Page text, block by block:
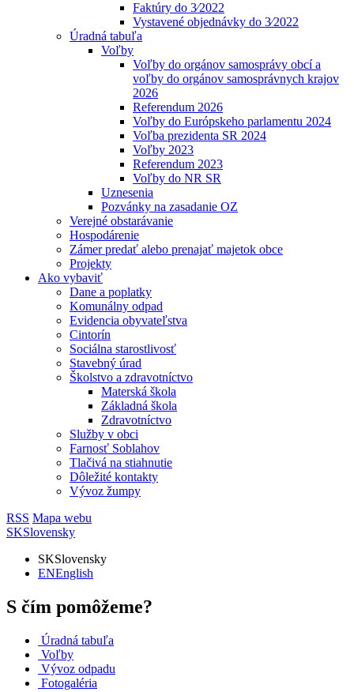
Faktúry do 3⁄2022
Vystavené objednávky do 3⁄2022
Úradná tabuľa
Voľby
Voľby do orgánov samosprávy obcí a
voľby do orgánov samosprávnych krajov
2026
Referendum 2026
Voľby do Európskeho parlamentu 2024
Voľba prezidenta SR 2024
Voľby 2023
Referendum 2023
Voľby do NR SR
Uznesenia
Pozvánky na zasadanie OZ
Verejné obstarávanie
Hospodárenie
Zámer predať alebo prenajať majetok obce
Projekty
Ako vybaviť
Dane a poplatky
Komunálny odpad
Evidencia obyvateľstva
Cintorín
Sociálna starostlivosť
Stavebný úrad
Školstvo a zdravotníctvo
Materská škola
Základná škola
Zdravotníctvo
Služby v obci
Farnosť Soblahov
Tlačivá na stiahnutie
Dôležité kontakty
Vývoz žumpy
RSS Mapa webu
SKSlovensky
SKSlovensky
ENEnglish
S čím pomôžeme?
Úradná tabuľa
Voľby
Vývoz odpadu
Fotogaléria